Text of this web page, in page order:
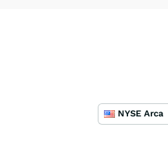
NYSE Arca